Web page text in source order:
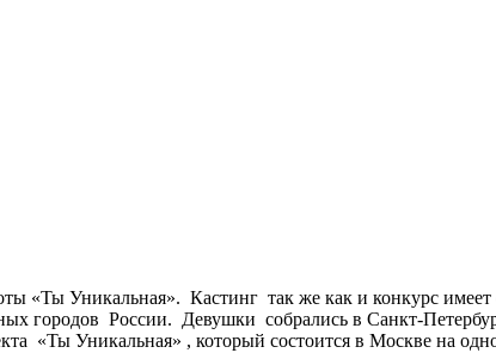
«Ты Уникальная». Кастинг так же как и конкурс
городов России. Девушки собрались в Санкт-
«Ты Уникальная» , который состоится в Москве на